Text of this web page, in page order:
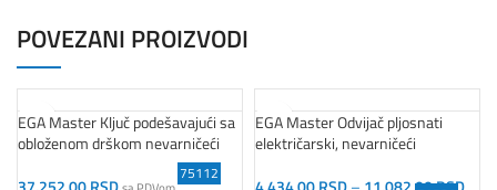
POVEZANI PROIZVODI
EGA Master Ključ podešavajući sa
obloženom drškom nevarničeći
75112
EGA Master Odvijač pljosnati
električarski, nevarničeći